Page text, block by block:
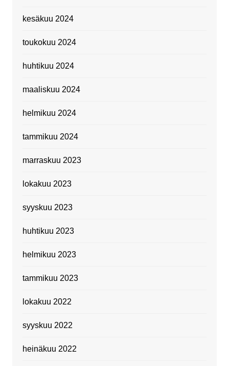
kesäkuu 2024
toukokuu 2024
huhtikuu 2024
maaliskuu 2024
helmikuu 2024
tammikuu 2024
marraskuu 2023
lokakuu 2023
syyskuu 2023
huhtikuu 2023
helmikuu 2023
tammikuu 2023
lokakuu 2022
syyskuu 2022
heinäkuu 2022